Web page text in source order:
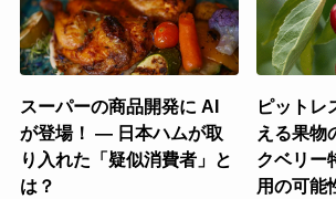
スーパーの商品開発に AI
が登場！ ― 日本ハムが取
り入れた「疑似消費者」と
は？
ピットレ
える果物
クベリー
用の可能